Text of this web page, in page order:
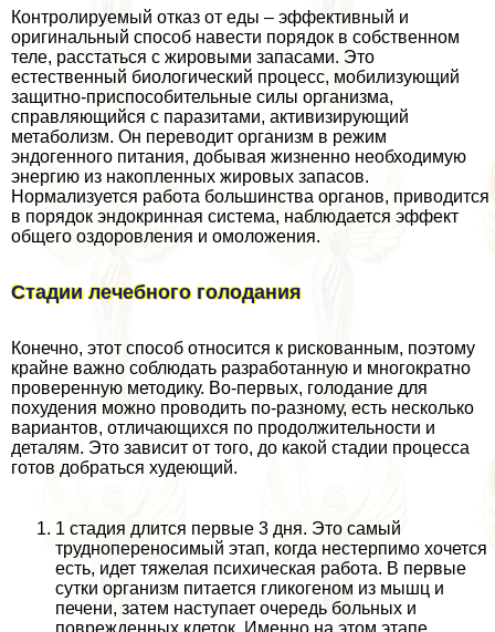
Контролируемый отказ от еды – эффективный и
оригинальный способ навести порядок в собственном
теле, расстаться с жировыми запасами. Это
естественный биологический процесс, мобилизующий
защитно-приспособительные силы организма,
справляющийся с паразитами, активизирующий
метаболизм. Он переводит организм в режим
эндогенного питания, добывая жизненно необходимую
энергию из накопленных жировых запасов.
Нормализуется работа большинства органов, приводится
в порядок эндокринная система, наблюдается эффект
общего оздоровления и омоложения.
Стадии лечебного голодания
Конечно, этот способ относится к рискованным, поэтому
крайне важно соблюдать разработанную и многократно
проверенную методику. Во-первых, голодание для
похудения можно проводить по-разному, есть несколько
вариантов, отличающихся по продолжительности и
деталям. Это зависит от того, до какой стадии процесса
готов добраться худеющий.
1 стадия длится первые 3 дня. Это самый
труднопереносимый этап, когда нестерпимо хочется
есть, идет тяжелая психическая работа. В первые
сутки организм питается гликогеном из мышц и
печени, затем наступает очередь больных и
поврежденных клеток. Именно на этом этапе